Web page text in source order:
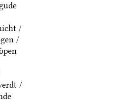
/
/
/